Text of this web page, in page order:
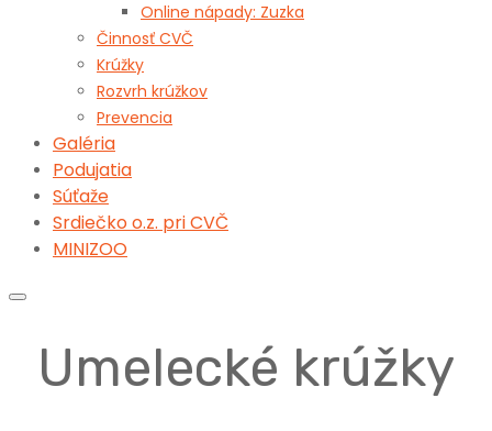
Online nápady: Zuzka
Činnosť CVČ
Krúžky
Rozvrh krúžkov
Prevencia
Galéria
Podujatia
Súťaže
Srdiečko o.z. pri CVČ
MINIZOO
Umelecké krúžky